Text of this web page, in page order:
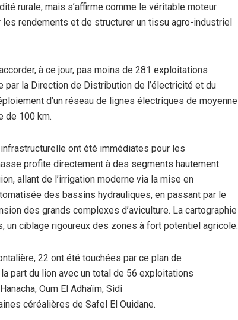
rurale, mais s’affirme comme le véritable moteur
rendements et de structurer un tissu agro-industriel
à ce jour, pas moins de 281 exploitations
la Direction de Distribution de l’électricité et du
d’un réseau de lignes électriques de moyenne
de 100 km.
ont été immédiates pour les
profite directement à des segments hautement
allant de l’irrigation moderne via la mise en
des bassins hydrauliques, en passant par le
des grands complexes d’aviculture. La cartographie
un ciblage rigoureux des zones à fort potentiel agricole.
22 ont été touchées par ce plan de
part du lion avec un total de 56 exploitations
Oum El Adhaïm, Sidi
céréalières de Safel El Ouidane.